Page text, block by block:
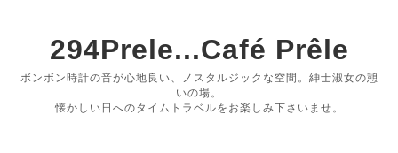
294Prele...Café Prêle
ボンボン時計の音が心地良い、ノスタルジックな空間。紳士淑女の憩
いの場。
懐かしい日へのタイムトラベルをお楽しみ下さいませ。